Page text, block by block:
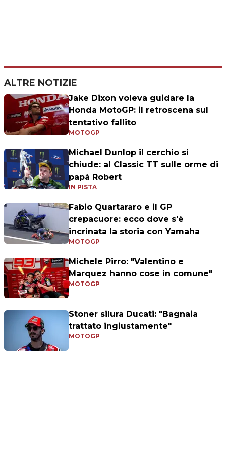
ALTRE NOTIZIE
Jake Dixon voleva guidare la
Honda MotoGP: il retroscena sul
tentativo fallito
MOTOGP
Michael Dunlop il cerchio si
chiude: al Classic TT sulle orme di
papà Robert
IN PISTA
Fabio Quartararo e il GP
crepacuore: ecco dove s'è
incrinata la storia con Yamaha
MOTOGP
Michele Pirro: "Valentino e
Marquez hanno cose in comune"
MOTOGP
Stoner silura Ducati: "Bagnaia
trattato ingiustamente"
MOTOGP